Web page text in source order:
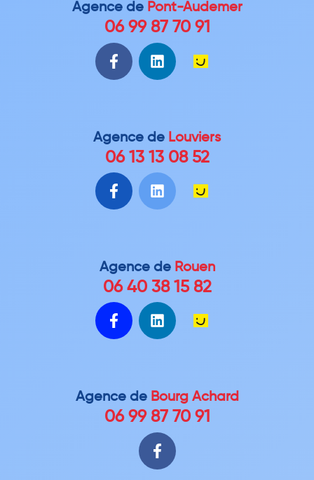
Agence de Pont-Audemer
06 99 87 70 91
Agence de Louviers
06 13 13 08 52
Agence de Rouen
06 40 38 15 82
Agence de Bourg Achard
06 99 87 70 91